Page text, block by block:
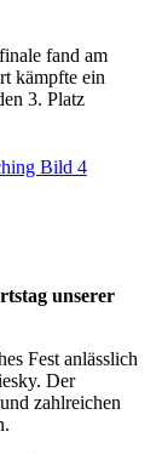
fand am
kämpfte ein
3. Platz
unserer
Fest anlässlich
Der
zahlreichen